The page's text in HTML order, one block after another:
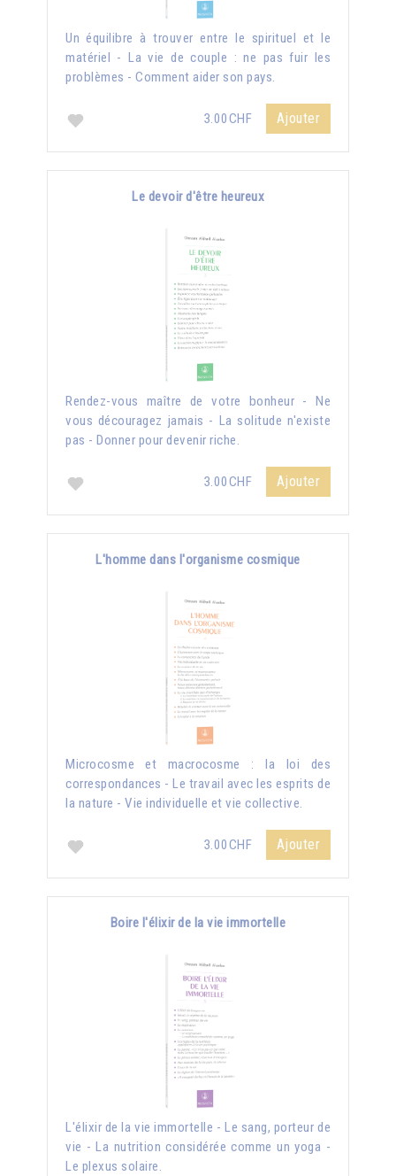
Un équilibre à trouver entre le spirituel et le
matériel - La vie de couple : ne pas fuir les
problèmes - Comment aider son pays.
3.00CHF Ajouter
Le devoir d'être heureux
Rendez-vous maître de votre bonheur - Ne
vous découragez jamais - La solitude n'existe
pas - Donner pour devenir riche.
3.00CHF Ajouter
L'homme dans l'organisme cosmique
Microcosme et macrocosme : la loi des
correspondances - Le travail avec les esprits de
la nature - Vie individuelle et vie collective.
3.00CHF Ajouter
Boire l'élixir de la vie immortelle
L'élixir de la vie immortelle - Le sang, porteur de
vie - La nutrition considérée comme un yoga -
Le plexus solaire.